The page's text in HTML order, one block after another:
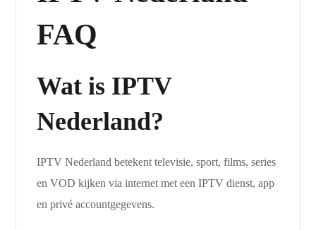
FAQ
Wat is IPTV
Nederland?
IPTV Nederland betekent televisie, sport, films, series
en VOD kijken via internet met een IPTV dienst, app
en privé accountgegevens.